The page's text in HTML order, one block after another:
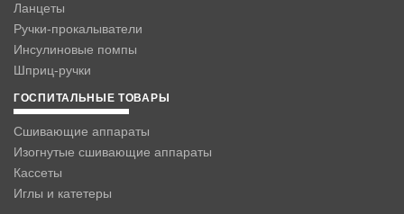
Ланцеты
Ручки-прокалыватели
Инсулиновые помпы
Шприц-ручки
ГОСПИТАЛЬНЫЕ ТОВАРЫ
Сшивающие аппараты
Изогнутые сшивающие аппараты
Кассеты
Иглы и катетеры